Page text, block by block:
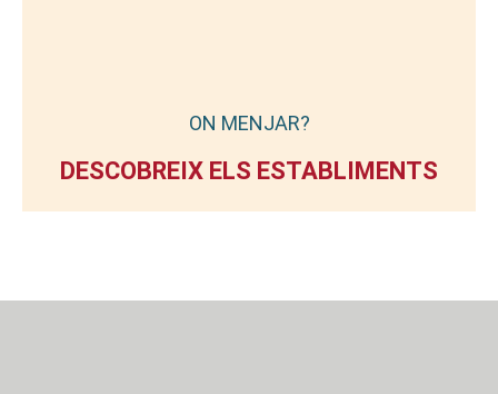
ON MENJAR?
DESCOBREIX ELS ESTABLIMENTS